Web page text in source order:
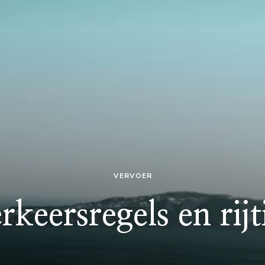
VERVOER
en